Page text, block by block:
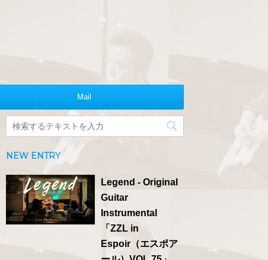
Mail
NEW ENTRY
Legend - Original
Guitar
Instrumental
「ZZL in
Espoir（エスポア